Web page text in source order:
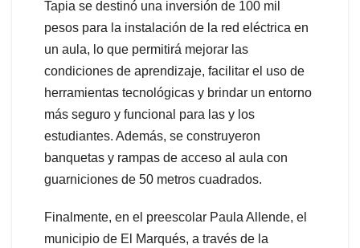
Tapia se destinó una inversión de 100 mil
pesos para la instalación de la red eléctrica en
un aula, lo que permitirá mejorar las
condiciones de aprendizaje, facilitar el uso de
herramientas tecnológicas y brindar un entorno
más seguro y funcional para las y los
estudiantes. Además, se construyeron
banquetas y rampas de acceso al aula con
guarniciones de 50 metros cuadrados.
Finalmente, en el preescolar Paula Allende, el
municipio de El Marqués, a través de la